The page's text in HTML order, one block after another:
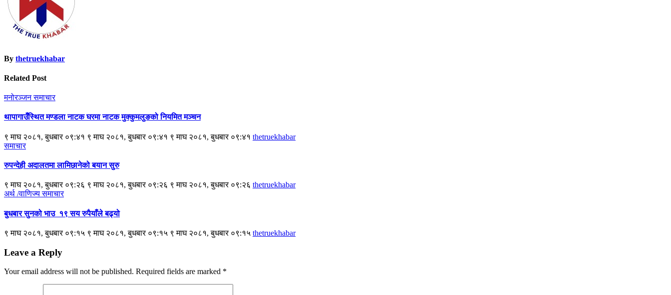
By thetruekhabar
Related Post
मनोरञ्जनसमाचार
थापागाउँस्थित मण्डला नाटक घरमा नाटक मुक्कुमलुङको नियमित मञ्चन
९ माघ २०८१, बुधबार ०९:४१ ९ माघ २०८१, बुधबार ०९:४१ ९ माघ २०८१, बुधबार ०९:४१ thetruekhabar
समाचार
रुपन्देही अदालतमा लामिछानेको बयान सुरु
९ माघ २०८१, बुधबार ०९:२६ ९ माघ २०८१, बुधबार ०९:२६ ९ माघ २०८१, बुधबार ०९:२६ thetruekhabar
अर्थ /वाणिज्यसमाचार
बुधबार सुनको भाउ १९ सय रुपैयाँले बढ्यो
९ माघ २०८१, बुधबार ०९:१५ ९ माघ २०८१, बुधबार ०९:१५ ९ माघ २०८१, बुधबार ०९:१५ thetruekhabar
Leave a Reply
Your email address will not be published. Required fields are marked *